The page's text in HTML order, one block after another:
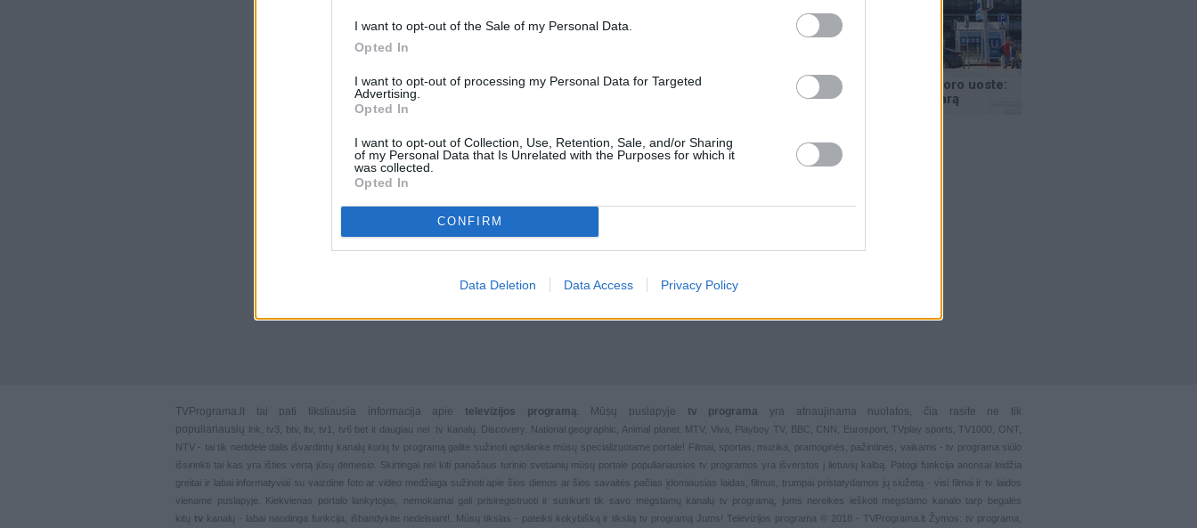
I want to opt-out of the Sale of my Personal Data.
Opted In
I want to opt-out of processing my Personal Data for Targeted
Advertising.
Opted In
I want to opt-out of Collection, Use, Retention, Sale, and/or Sharing
of my Personal Data that Is Unrelated with the Purposes for which it
was collected.
Opted In
CONFIRM
Data Deletion Data Access Privacy Policy
TVPrograma.lt tai pati tiksliausia informacija apie televizijos programą. Mūsų puslapyje tv programa
yra atnaujinama nuolatos, čia rasite ne tik
populiariausių lnk tv3 btv, ltv tv1 tv6 bet ir daugiau nei tv kanalų. Discovery. National geographic, Animal planet. MTV, Viva, Playboy TV, BBC, CNN, Eurosport, TVplay sports , TV1000, ONT,
NTV - tai tik nedidelė dalis išvardintų kanalų kurių tv programą galite sužinoti apsilanke mūsų specializuotame portale! Filmai, sportas muzika pramoginės pažintinės vaikams - tv programa siūlo
išsirinkti tai kas yra išties vertą jūsų dėmesio. Skirtingai nei kiti panašaus turinio svetainių mūsų portale populiariausios tv programos yra išverstos į lietuvių kalbą. Patogi funkcija anonsai leidžia
greitai ir labai informatyviai su vaizdine foto ar video medžiaga sužinoti apie šios dienos ar šios savaitės pačias įdomiausias laidas, filmus, trumpai pristatydamos jų siužetą - visi filmai ir tv laidos
viename puslapyje. Kiekvienas portalo lankytojas, nemokamai gali prisiregistruoti ir susikurti tik savo mėgstamų kanalų
tv programą, jums nereikės ieškoti mėgstamo kanalo tarp begalės
kitų tvkanalų - labai naudinga funkcija, išbandykite nedelsiant!. Mūsų tikslas - pateikti kokybišką ir tikslią tv programą Jums! Televizijos programa © 2018 - TVPrograma.lt Žymos: tv programa,